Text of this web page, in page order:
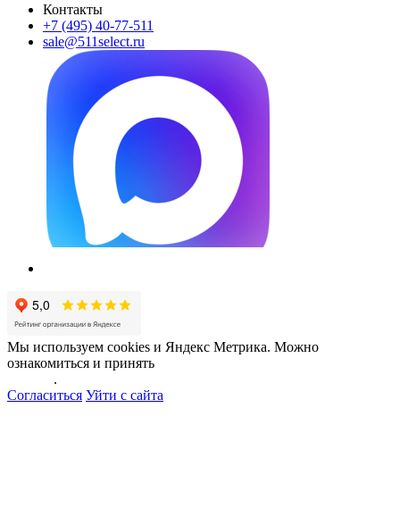
Контакты
+7 (495) 40-77-511
sale@511select.ru
Мы используем cookies и Яндекс Метрика. Можно
ознакомиться и принять
.
Согласиться Уйти с сайта